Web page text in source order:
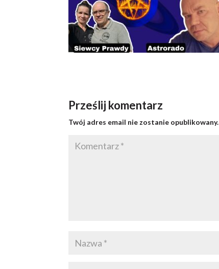
Prześlij komentarz
Twój adres email nie zostanie opublikowany.